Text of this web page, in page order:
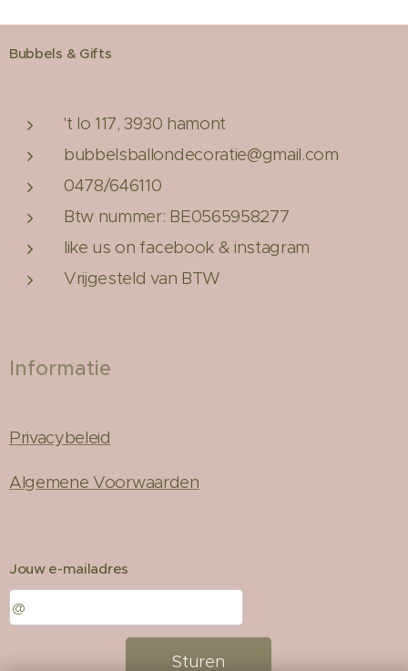
Bubbels & Gifts
't lo 117, 3930 hamont
bubbelsballondecoratie@gmail.com
0478/646110
Btw nummer: BE0565958277
like us on facebook & instagram
Vrijgesteld van BTW
Informatie
Privacybeleid
Algemene Voorwaarden
Jouw e-mailadres
Sturen